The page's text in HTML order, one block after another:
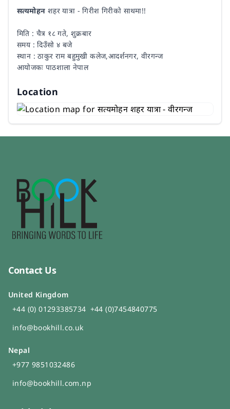
सत्यमोहन शहर यात्रा - गिरीश गिरीको साथमा!!
मिति : चैत्र १८ गते, शुक्रबार
समय : दिउँसो ४ बजे
स्थान : ठाकुर राम बहुमुखी कलेज,आदर्शनगर, वीरगन्ज
आयोजकः पाठशाला नेपाल
Location
Contact Us
United Kingdom
+44 (0) 01293385734 +44 (0)7454840775
info@bookhill.co.uk
Nepal
+977 9851032486
info@bookhill.com.np